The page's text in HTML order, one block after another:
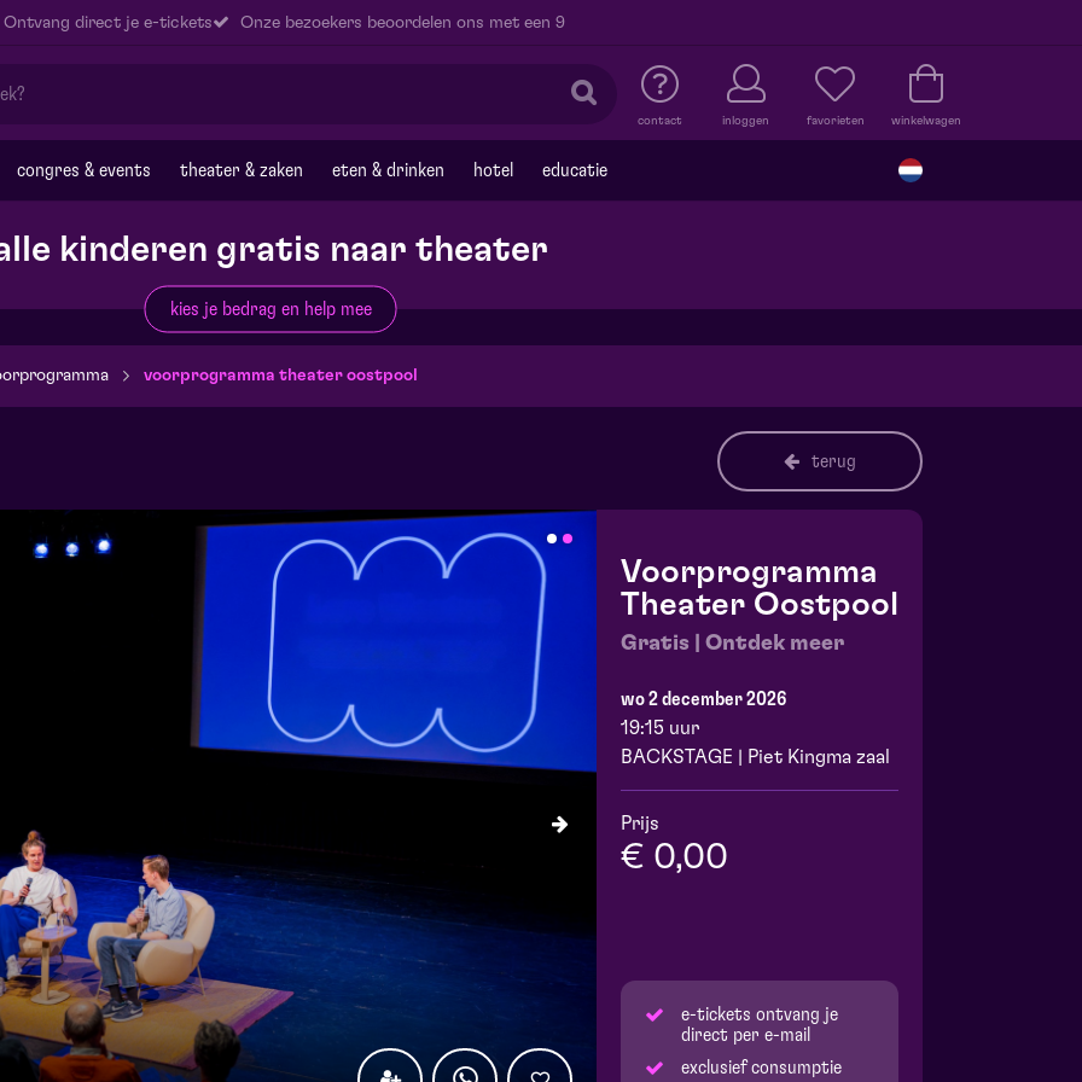
Ontvang direct je e-tickets Onze bezoekers beoordelen ons met een 9
contact inloggen favorieten winkelwagen
congres & events theater & zaken eten & drinken hotel educatie
kinderen gratis naar theater
kies je bedrag en help mee
voorprogramma theater oostpool
terug
Voorprogramma
Theater Oostpool
Gratis | Ontdek meer
wo 2 december 2026
19:15 uur
BACKSTAGE | Piet Kingma zaal
Prijs
€ 0,00
e-tickets ontvang je
direct per e-mail
exclusief consumptie